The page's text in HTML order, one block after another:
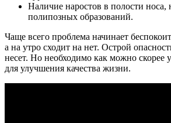
Наличие наростов в полости носа,
полипозных образований.
Чаще всего проблема начинает
а на утро сходит на нет. Острой
несет. Но необходимо как можно скорее
для улучшения качества жизни.